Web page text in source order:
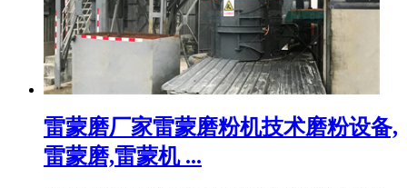
雷蒙磨厂家雷蒙磨粉机技术磨粉设备,
雷蒙磨,雷蒙机 ...